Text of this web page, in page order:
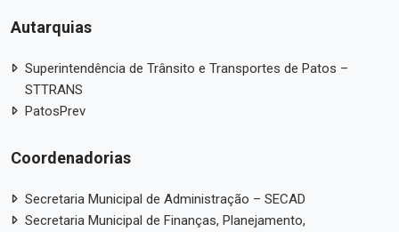
Autarquias
Superintendência de Trânsito e Transportes de Patos –
STTRANS
PatosPrev
Coordenadorias
Secretaria Municipal de Administração – SECAD
Secretaria Municipal de Finanças, Planejamento,